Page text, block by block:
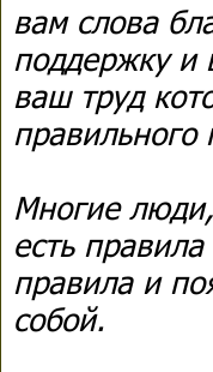
вам слова
поддержку и
ваш труд
правильного
Многие
есть
правила и
собой.